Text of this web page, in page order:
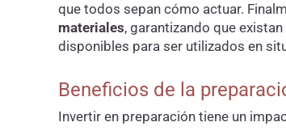
que todos sepan cómo actuar.
materiales, garantizando que
disponibles para ser utilizados en
Beneficios de la
Invertir en preparación tiene un